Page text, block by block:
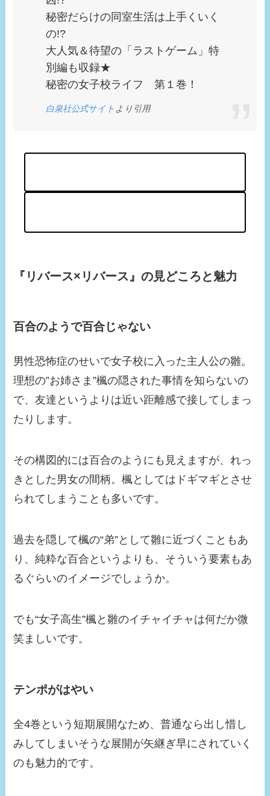
秘密だらけの同室生活は上手くいく
の!?
大人気＆待望の「ラストゲーム」特
別編も収録★
秘密の女子校ライフ 第１巻！
白泉社公式サイト より引用
『リバース×リバース』の見どころと魅力
百合のようで百合じゃない
男性恐怖症のせいで女子校に入った主人公の雛。
理想の”お姉さま”楓の隠された事情を知らないの
で、友達というよりは近い距離感で接してしまっ
たりします。
その構図的には百合のようにも見えますが、れっ
きとした男女の間柄。楓としてはドギマギとさせ
られてしまうことも多いです。
過去を隠して楓の“弟”として雛に近づくこともあ
り、純粋な百合というよりも、そういう要素もあ
るぐらいのイメージでしょうか。
でも“女子高生”楓と雛のイチャイチャは何だか微
笑ましいです。
テンポがはやい
全4巻という短期展開なため、普通なら出し惜し
みしてしまいそうな展開が矢継ぎ早にされていく
のも魅力的です。